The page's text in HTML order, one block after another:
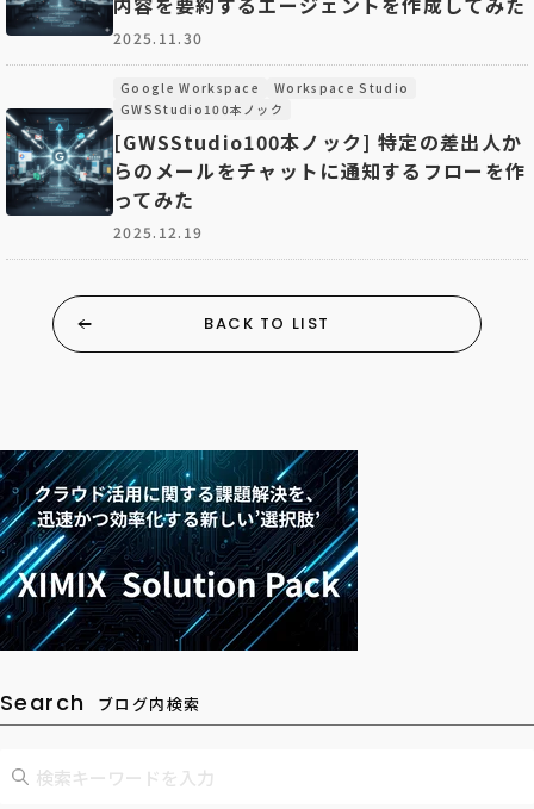
2025.11.30
Google Workspace
Workspace Studio
GWSStudio100本ノック
[GWSStudio100本ノック] 特定の差出人か
らのメールをチャットに通知するフローを作
ってみた
2025.12.19
BACK TO LIST
Search ブログ内検索